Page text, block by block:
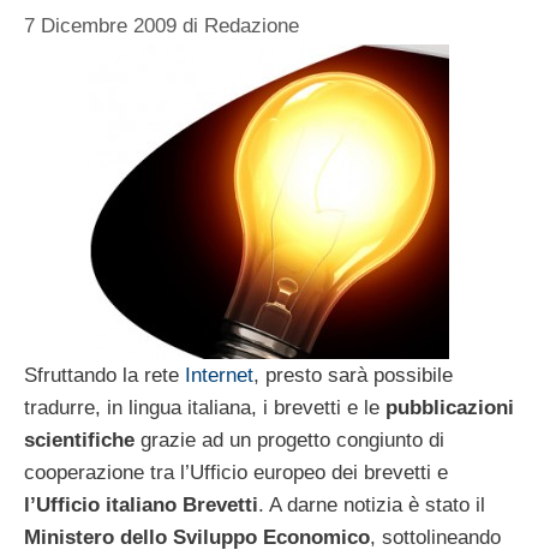
7 Dicembre 2009 di Redazione
Sfruttando la rete Internet, presto sarà possibile
tradurre, in lingua italiana, i brevetti e le pubblicazioni
scientifiche grazie ad un progetto congiunto di
cooperazione tra l’Ufficio europeo dei brevetti e
l’Ufficio italiano Brevetti. A darne notizia è stato il
Ministero dello Sviluppo Economico, sottolineando